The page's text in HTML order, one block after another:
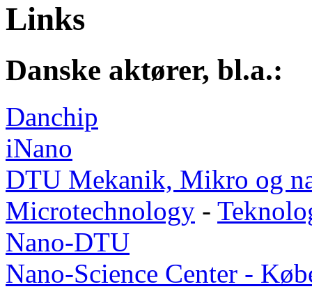
Links
Danske aktører, bl.a.:
Danchip
iNano
DTU Mekanik, Mikro og
Microtechnology -
Nano-DTU
Nano-Science Center -